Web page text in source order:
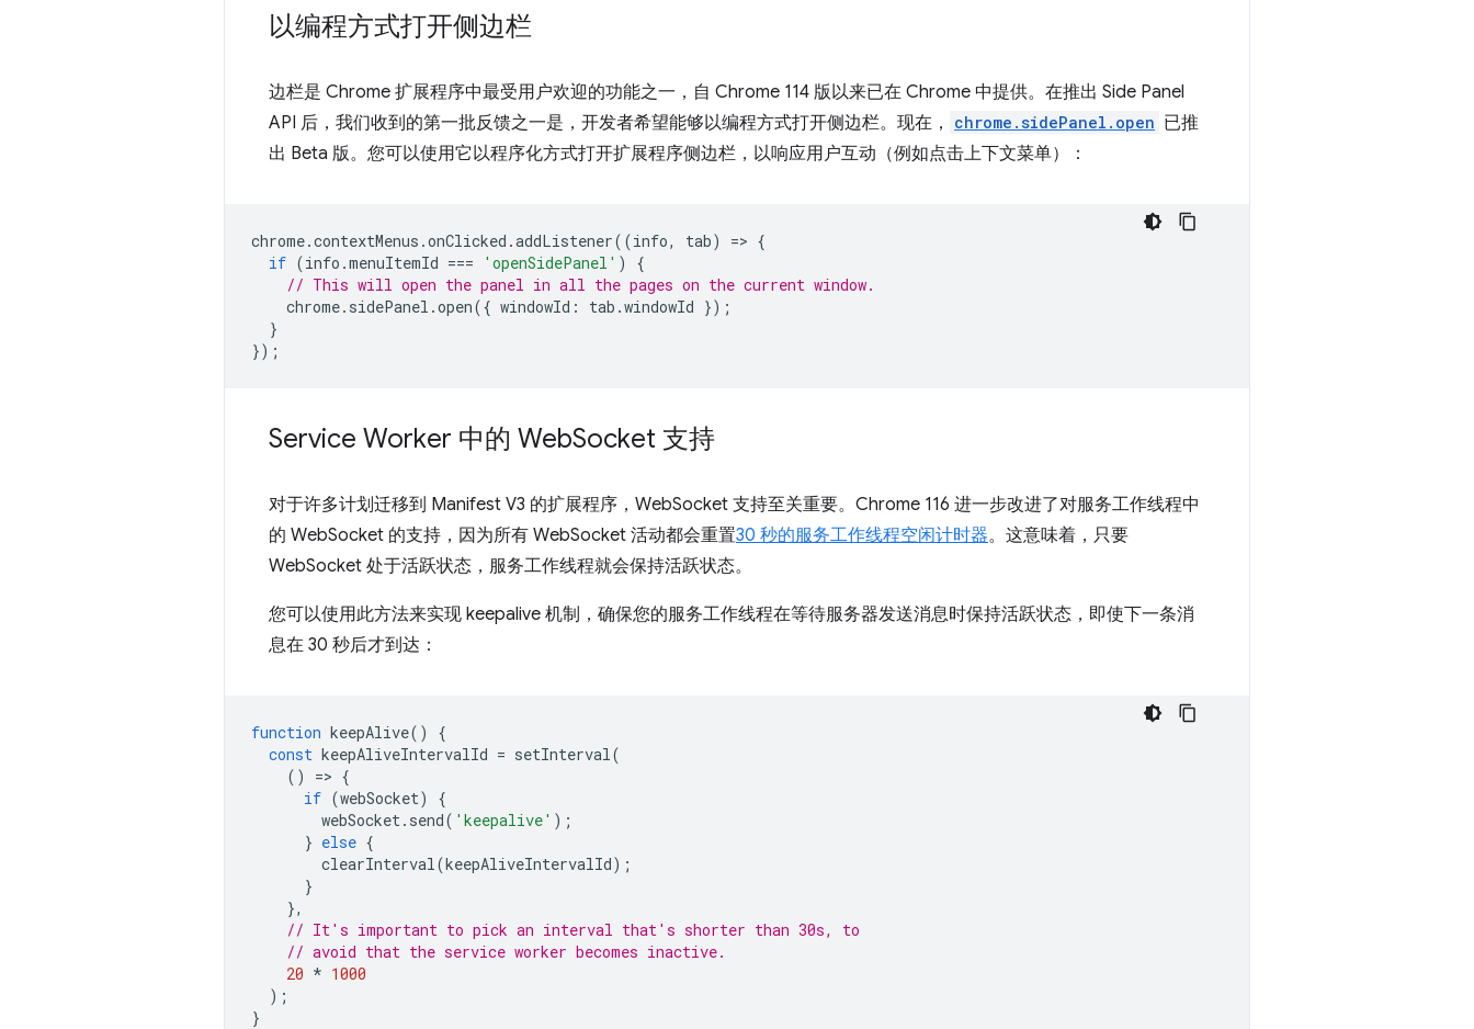
以编程方式打开侧边栏
边栏是 Chrome 扩展程序中最受用户欢迎的功能之一，自 Chrome 114 版以来已在 Chrome 中提供。在推出 Side Panel
API 后，我们收到的第一批反馈之一是，开发者希望能够以编程方式打开侧边栏。现在，
chrome.sidePanel.open 已推
出 Beta 版。您可以使用它以程序化方式打开扩展程序侧边栏，以响应用户互动（例如点击上下文菜单）：
chrome.contextMenus .onClicked .addListener((info, tab) => {
if (info .menuItemId === 'openSidePanel' )
{
// This will open the panel in all the pages on the current window.
chrome. sidePanel .open({ windowId : tab .windowId });
}
});
Service Worker 中的 WebSocket 支持
对于许多计划迁移到 Manifest V3 的扩展程序，WebSocket 支持至关重要。Chrome 116 进一步改进了对服务工作线程中
的 WebSocket 的支持，因为所有 WebSocket 活动都会重置30 秒的服务工作线程空闲计时器。这意味着，只要
WebSocket 处于活跃状态，服务工作线程就会保持活跃状态。
您可以使用此方法来实现 keepalive 机制，确保您的服务工作线程在等待服务器发送消息时保持活跃状态，即使下一条消
息在 30 秒后才到达：
function keepAlive()
{
const keepAliveIntervalId = setInterval(
()
=> {
if (webSocket)
{
webSocket. send( 'keepalive' );
} else {
clearInterval(keepAliveIntervalId);
}
},
// It's important to pick an interval that's shorter than 30s, to
// avoid that the service worker becomes inactive.
20 * 1000
);
}